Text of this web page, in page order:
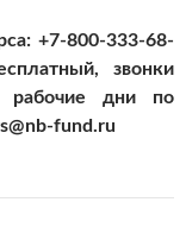
+7-800-333-68-
звонки
дни по
fund.ru